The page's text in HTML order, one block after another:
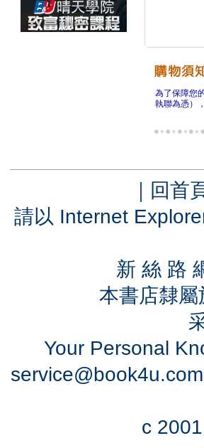
為了保障您
執聯為憑）
｜ 回首
請以 Internet
新 絲 路
本書店隸
Your Personal
c